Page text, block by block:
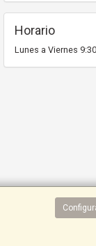
Horario
Lunes a Viernes